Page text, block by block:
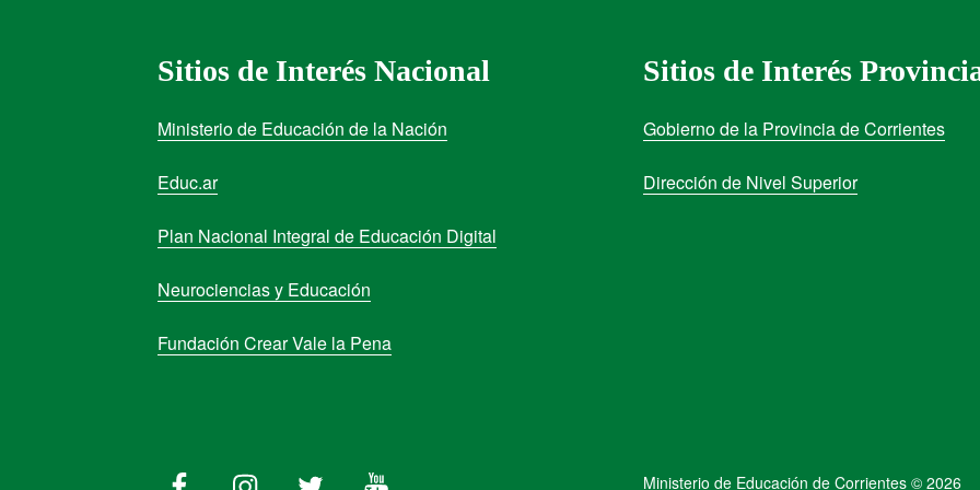
Sitios de Interés Nacional
Ministerio de Educación de la Nación
Educ.ar
Plan Nacional Integral de Educación Digital
Neurociencias y Educación
Fundación Crear Vale la Pena
Sitios de Interés
Gobierno de la Provincia de Corrientes
Dirección de Nivel Superior
Ministerio de Educación de Corrientes © 2026